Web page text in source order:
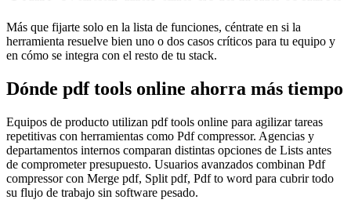
Más que fijarte solo en la lista de funciones, céntrate en si la
herramienta resuelve bien uno o dos casos críticos para tu equipo y
en cómo se integra con el resto de tu stack.
Dónde pdf tools online ahorra más tiempo
Equipos de producto utilizan pdf tools online para agilizar tareas
repetitivas con herramientas como Pdf compressor. Agencias y
departamentos internos comparan distintas opciones de Lists antes
de comprometer presupuesto. Usuarios avanzados combinan Pdf
compressor con Merge pdf, Split pdf, Pdf to word para cubrir todo
su flujo de trabajo sin software pesado.